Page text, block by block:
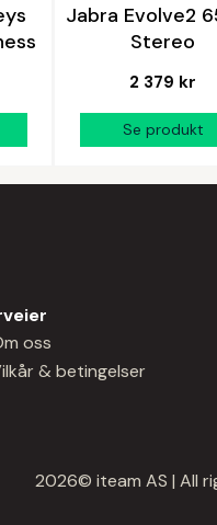
Jabra Evolve2
Stereo
2 379 kr
oss
& betingelser
2026© iteam AS | All